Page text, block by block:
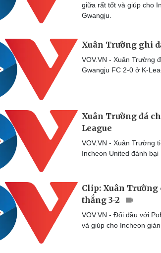
giữa rất tốt và giúp cho
Gwangju.
Xuân Trường ghi
VOV.VN - Xuân Trường
Gwangju FC 2-0 ở K-
Xuân Trường đá
League
VOV.VN - Xuân Trường
Incheon United đánh bại
Clip: Xuân Trường
thắng 3-2
VOV.VN - Đối đầu với
và giúp cho Incheon